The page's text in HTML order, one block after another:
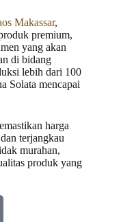
Makassar,
premium,
yang akan
di bidang
lebih dari 100
Solata mencapai
harga
terjangkau
murahan,
produk yang